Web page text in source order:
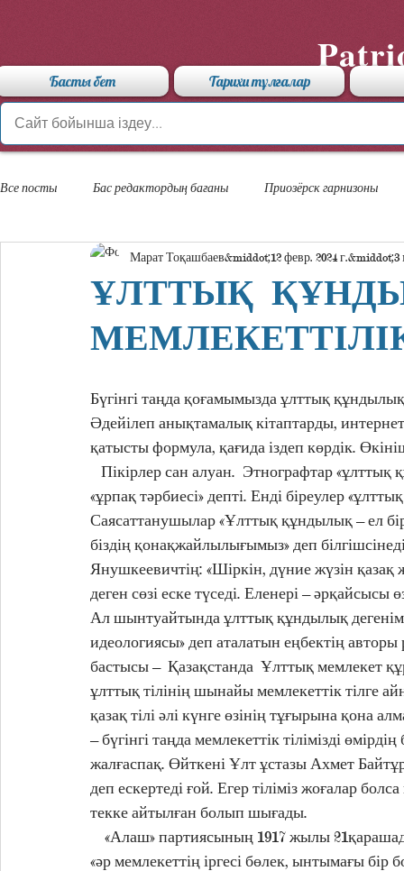
Басты бет Тарихи тұлғалар
Все посты Бас редактордың бағаны Приозёрск гарнизоны
«Арыстан» мамандандырылған лицейі
ҰЛТТЫҚ
Марат Тоқашбаев 12 февр. 2024 г. 3
Бүгінгі таңда қоғамымызда ұлттық
Әдейілеп анықтамалық кітаптарды,
қатысты формула, қағида іздеп көрдік.
Пікірлер сан алуан.  Этнографтар
«ұрпақ тәрбиесі» депті. Енді біреулер
Саясаттанушылар «Ұлттық құндылық – ел
біздің қонақжайлылығымыз» деп
Янушкеевичтің: «Шіркін, дүние жүзін
деген сөзі еске түседі. Еленері – әрқайсысы
Ал шынтуайтында ұлттық құндылық
идеологиясы» деп аталатын еңбектің
бастысы –  Қазақстанда  Ұлттық мемлекет
ұлттық тілінің шынайы мемлекеттік тілге
қазақ тілі әлі күнге өзінің тұғырына қона
– бүгінгі таңда мемлекеттік тілімізді
жалғаспақ. Өйткені Ұлт ұстазы Ахмет
деп ескертеді ғой. Егер тіліміз жоғалар
текке айтылған болып шығады.
«Алаш» партиясының 1917 жылы
«әр мемлекеттің іргесі бөлек, ынты­мағы бір